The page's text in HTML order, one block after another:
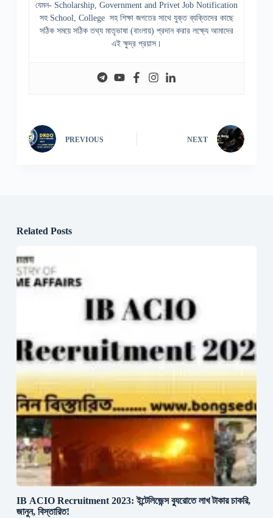
যেমন- Scholarship, Government and Privet Job Notification
সহ School, College সহ শিক্ষা জগতের সাথে যুক্ত ব্যক্তিদের কাছে
সঠিক সময়ে সঠিক তথ্য মাতৃভাষা (বাংলায়) প্রদান করার লক্ষ্যে আমাদের
এই ক্ষুদ্র প্রয়াস।
PREVIOUS NEXT
Related Posts
IB ACIO Recruitment 2023: ইন্টেলিজেন্স ব্যুরোতে লাখ টাকার চাকরি,
জানুন, বিস্তারিত!